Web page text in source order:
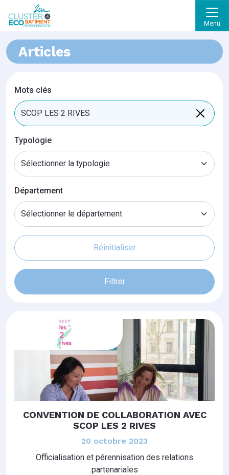
Menu
Articles
Mots clés
Typologie
Département
Réinitialiser
Filtrer
CONVENTION DE COLLABORATION AVEC
SCOP LES 2 RIVES
20 octobre 2023
Officialisation et pérennisation des relations
partenariales